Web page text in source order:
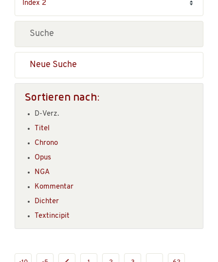
Neue Suche
Sortieren nach:
D-Verz.
Titel
Chrono
Opus
NGA
Kommentar
Dichter
Textincipit